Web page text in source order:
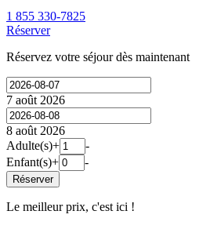
1 855 330-7825
Réserver
Réservez votre séjour dès maintenant
7 août 2026
8 août 2026
Adulte(s)+
-
Enfant(s)+ -
Réserver
Le meilleur prix, c'est ici !